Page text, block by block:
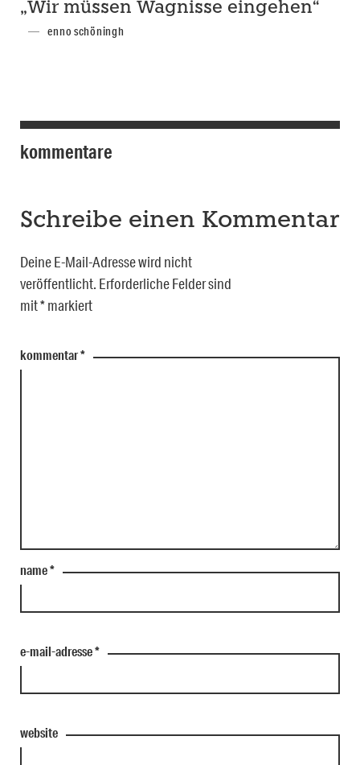
„Wir müssen Wagnisse eingehen“
enno schöningh
kommentare
Schreibe einen Kommentar
Deine E-Mail-Adresse wird nicht
veröffentlicht. Erforderliche Felder sind
mit*markiert
kommentar*
name*
e-mail-adresse*
website